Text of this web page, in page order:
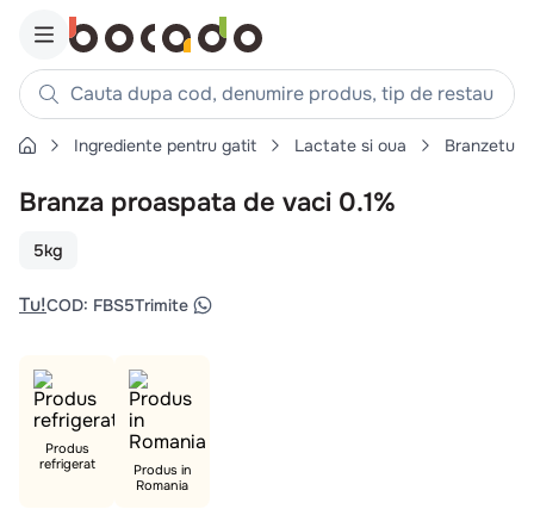
Cauta dupa cod, denumire produs, tip de restaurant,
Căutări populare
1. cartofi
.
4. chifle
. coaste
. aripi
ceafa
Ingrediente pentru gatit Lactate si oua Branzeturi
Branza proaspata de vaci 0.1%
5kg
Tu!COD: FBS5Trimite
Produs
refrigerat
Produs in
Romania